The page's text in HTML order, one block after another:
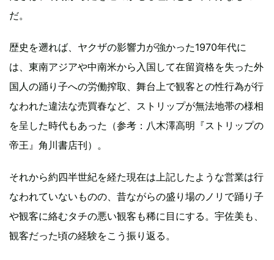
だ。
歴史を遡れば、ヤクザの影響力が強かった1970年代に
は、東南アジアや中南米から入国して在留資格を失った外
国人の踊り子への労働搾取、舞台上で観客との性行為が行
なわれた違法な売買春など、ストリップが無法地帯の様相
を呈した時代もあった（参考：八木澤高明『ストリップの
帝王』角川書店刊）。
それから約四半世紀を経た現在は上記したような営業は行
なわれていないものの、昔ながらの盛り場のノリで踊り子
や観客に絡むタチの悪い観客も稀に目にする。宇佐美も、
観客だった頃の経験をこう振り返る。